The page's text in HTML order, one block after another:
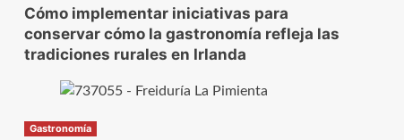
Cómo implementar iniciativas para
conservar cómo la gastronomía refleja las
tradiciones rurales en Irlanda
Gastronomía